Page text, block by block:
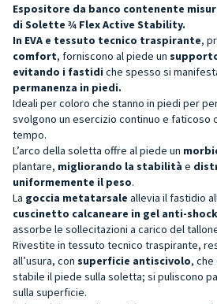
Espositore da banco contenente
di Solette ¾ Flex Active Stability.
In EVA e tessuto tecnico traspirante,
comfort, forniscono al piede un
evitando i fastidi che spesso si
permanenza in piedi.
Ideali per coloro che stanno in piedi per
svolgono un esercizio continuo e faticoso
tempo.
L’arco della soletta offre al piede un
plantare, migliorando la stabilità e
uniformemente il peso.
La goccia metatarsale allevia il fastidio
cuscinetto calcaneare in gel anti-shock
assorbe le sollecitazioni a carico del
Rivestite in tessuto tecnico traspirante,
all’usura, con superficie antiscivolo,
stabile il piede sulla soletta; si puliscono
sulla superficie.